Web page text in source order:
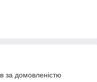
за домовленістю